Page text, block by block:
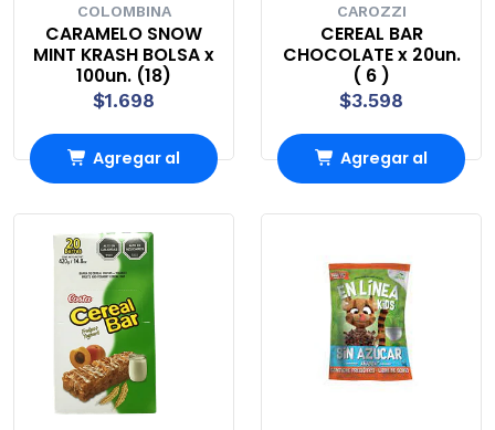
COLOMBINA
CARAMELO SNOW
MINT KRASH BOLSA x
100un. (18)
$1.698
Agregar al
CAROZZI
CEREAL BAR
CHOCOLATE x 20un.
( 6 )
$3.598
Agregar al